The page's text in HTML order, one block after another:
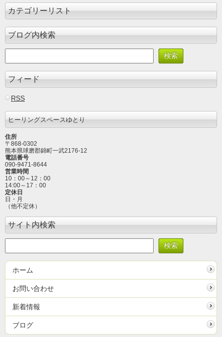
カテゴリーリスト
ブログ内検索
フィード
RSS
ヒーリングスペースゆとり
住所
〒868-0302
熊本県球磨郡錦町一武2176-12
電話番号
090-9471-8644
営業時間
10：00～12 ：00
14:00～17：00
定休日
日・月
（他不定休）
サイト内検索
ホーム
お問い合わせ
新着情報
ブログ